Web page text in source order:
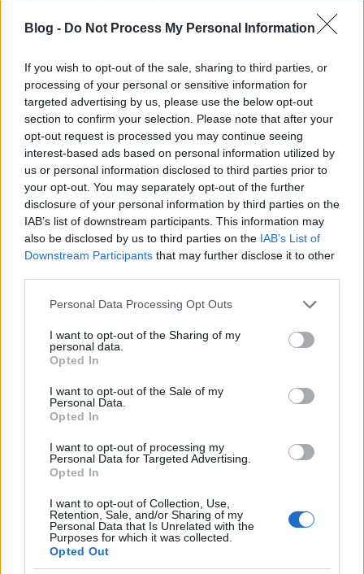
Blog - Do Not Process My Personal Information
If you wish to opt-out of the sale, sharing to third parties, or
processing of your personal or sensitive information for
targeted advertising by us, please use the below opt-out
section to confirm your selection. Please note that after your
opt-out request is processed you may continue seeing
interest-based ads based on personal information utilized by
us or personal information disclosed to third parties prior to
your opt-out. You may separately opt-out of the further
disclosure of your personal information by third parties on the
IAB’s list of downstream participants. This information may
also be disclosed by us to third parties on the IAB’s List of
Downstream Participants that may further disclose it to other
Please note that this website/app uses one or more Google
not limited to your visit or usage behaviour. You may click to
grant or deny consent to Google and its third-party tags to
use your data for below specified purposes in below Google
consent section.
Personal Data Processing Opt Outs
I want to opt-out of the Sharing of my
personal data.
Opted In
I want to opt-out of the Sale of my
Personal Data.
Opted In
I want to opt-out of processing my
Personal Data for Targeted Advertising.
Opted In
I want to opt-out of Collection, Use,
Retention, Sale, and/or Sharing of my
Personal Data that Is Unrelated with the
Purposes for which it was collected.
Opted Out
életpályájának az adatait; házastársának és
személyek esetén a korszak és a személy
megismerése szempontjából releváns idézetek is
színesítik az életrajzokat.
Az életrajzok a három településen belül abc
sorrendben követik egymást, így könnyen
kikereshető egy-egy személy, ha valaki a felmenőjét,
rokonát keresi közöttük. A nevek sorszámozása és az
életrajzi adatok statisztikai jellegű elemzése az
adatok tudományosabb célú használata
szempontjából segítséget jelentene. Egy esetleges
újabb kiadás esetén javaslom ezt elvégezni. A
rendelkezésre álló adatok nagy száma már